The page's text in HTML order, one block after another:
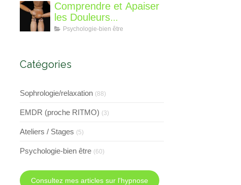
Comprendre et Apaiser
les Douleurs
Neuroplastiques : Une
l'EFT
Psychologie-bien être
Catégories
Sophrologie/relaxation (88)
EMDR (proche RITMO) (3)
Ateliers / Stages (5)
Psychologie-bien être (60)
Consultez mes articles sur l'hypnose